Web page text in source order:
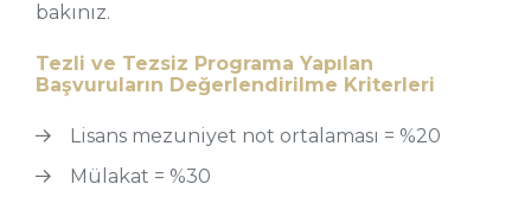
bakınız.
Tezli ve Tezsiz Programa Yapılan
Başvuruların Değerlendirilme Kriterleri
Lisans mezuniyet not ortalaması = %20
Mülakat = %30